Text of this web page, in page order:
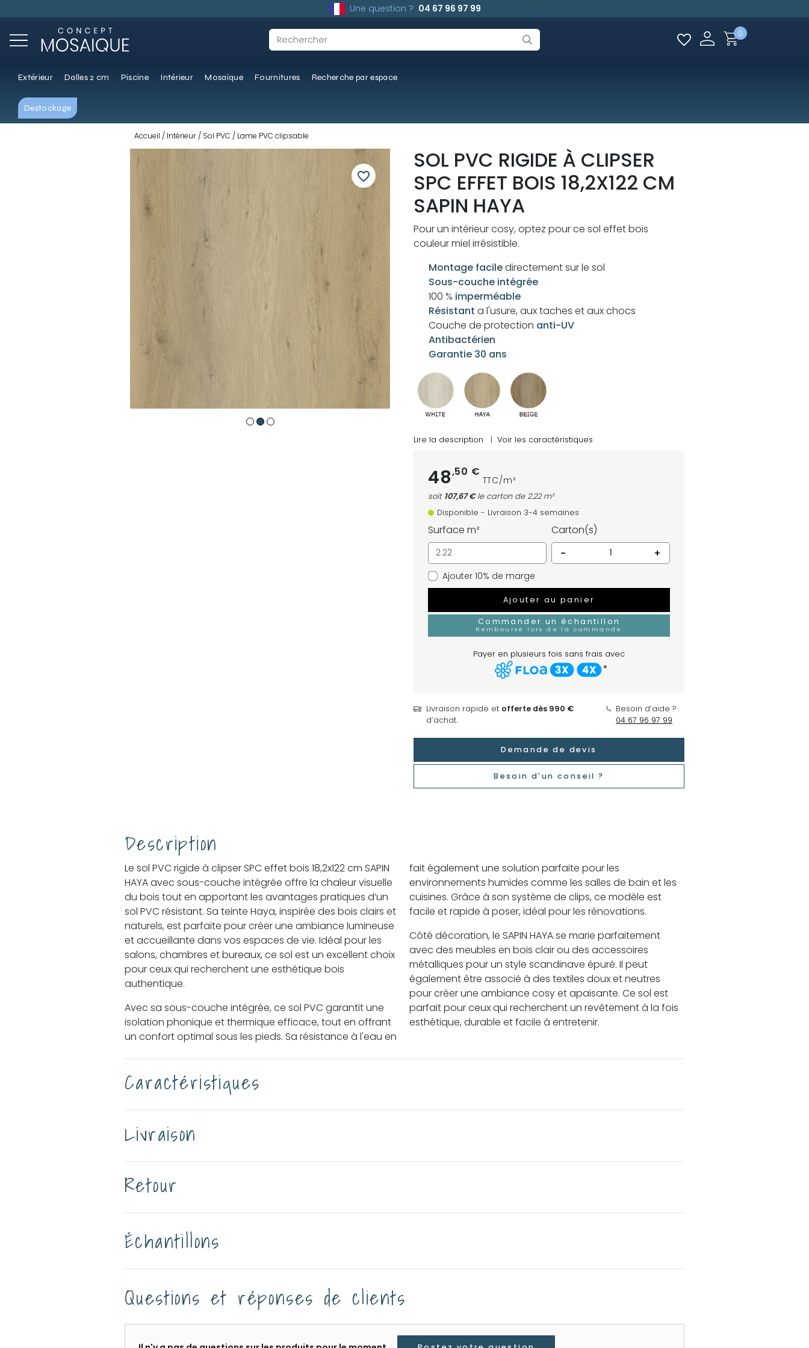
Une question ? 04 67 96 97 99
Extérieur Dalles 2 cm Piscine Intérieur Mosaïque Fournitures Recherche par espace
Destockage
0
Accueil Intérieur Sol PVC Lame PVC clipsable
favorite_border
SOL PVC RIGIDE À CLIPSER
SPC EFFET BOIS 18,2X122 CM
SAPIN HAYA
Pour un intérieur cosy, optez pour ce sol effet bois
couleur miel irrésistible.
Montage faciledirectement sur le sol
Sous-couche intégrée
100 % imperméable
Résistant a l'usure, aux taches et aux chocs
Couche de protection anti-UV
Antibactérien
Garantie 30 ans
Lire la description | Voir les caractéristiques
48,50 €
TTC/m²
soit 107,67 €le carton de 2.22 m²
Disponible - Livraison 3-4 semaines
Surface m²
Carton(s)
-
+
Ajouter 10% de marge
Ajouter au panier
Commander un échantillon
Remboursé lors de la commande
Payer en plusieurs fois sans frais avec
*
Livraison rapide et offerte dès 990 €
d’achat.
Besoin d’aide ?
04 67 96 97 99
Demande de devis
Besoin d'un conseil ?
Description
Le sol PVC rigide à clipser SPC effet bois 18,2x122 cm SAPIN
HAYA avec sous-couche intégrée offre la chaleur visuelle
du bois tout en apportant les avantages pratiques d’un
sol PVC résistant. Sa teinte Haya, inspirée des bois clairs et
naturels, est parfaite pour créer une ambiance lumineuse
et accueillante dans vos espaces de vie. Idéal pour les
salons, chambres et bureaux, ce sol est un excellent choix
pour ceux qui recherchent une esthétique bois
authentique.
Avec sa sous-couche intégrée, ce sol PVC garantit une
isolation phonique et thermique efficace, tout en offrant
un confort optimal sous les pieds. Sa résistance à l'eau en
fait également une solution parfaite pour les
environnements humides comme les salles de bain et les
cuisines. Grâce à son système de clips, ce modèle est
facile et rapide à poser, idéal pour les rénovations.
Côté décoration, le SAPIN HAYA se marie parfaitement
avec des meubles en bois clair ou des accessoires
métalliques pour un style scandinave épuré. Il peut
également être associé à des textiles doux et neutres
pour créer une ambiance cosy et apaisante. Ce sol est
parfait pour ceux qui recherchent un revêtement à la fois
esthétique, durable et facile à entretenir.
Caractéristiques
Livraison
Retour
Échantillons
Questions et réponses de clients